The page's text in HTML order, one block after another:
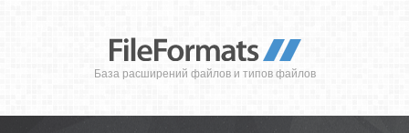
База расширений файлов и типов файлов